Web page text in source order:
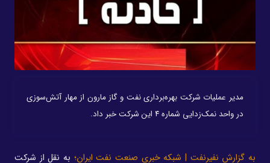
مدیر عملیات شرکت بهره‌برداری نفت و گاز مارون از مهار آتش‌سوزی
در واحد نمک‌زدایی شماره ۴ این شرکت خبر داد.
به گزارش نفیرنفت | شبکه خبری صنعت نفت ایران؛ به نقل از شرکت